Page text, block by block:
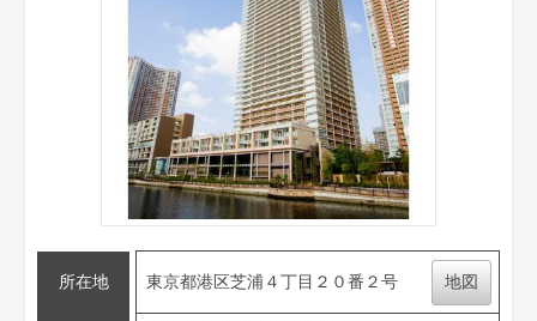
所在地 東京都港区芝浦４丁目２０番２号 地図